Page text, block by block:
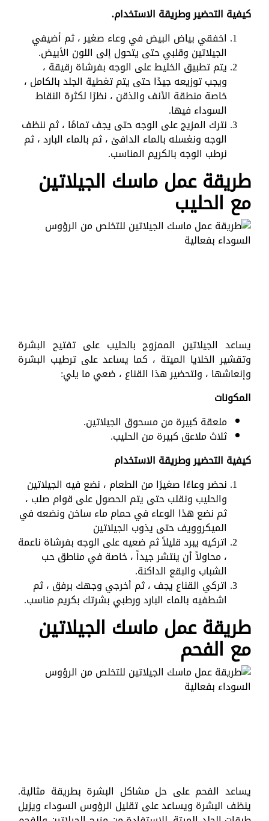
كيفية التحضير وطريقة الاستخدام.
اخفقي بياض البيض في وعاء صغير ، ثم أضيفي
الجيلاتين وقلبي حتى يتحول إلى اللون الأبيض.
يتم تطبيق الخليط على الوجه بفرشاة رقيقة ،
ويجب توزيعه جيدًا حتى يتم تغطية الجلد بالكامل ،
خاصة منطقة الأنف والذقن ، نظرًا لكثرة النقاط
السوداء فيها.
نترك المزيج على الوجه حتى يجف تمامًا ، ثم ننظف
الوجه ونغسله بالماء الدافئ ، ثم بالماء البارد ، ثم
نرطب الوجه بالكريم المناسب.
طريقة عمل ماسك الجيلاتين
مع الحليب
يساعد الجيلاتين الممزوج بالحليب على تفتيح البشرة
وتقشير الخلايا الميتة ، كما يساعد على ترطيب البشرة
وإنعاشها ، ولتحضير هذا القناع ، ضعي ما يلي:
المكونات
ملعقة كبيرة من مسحوق الجيلاتين.
ثلاث ملاعق كبيرة من الحليب.
كيفية التحضير وطريقة الاستخدام
نحضر وعاءًا صغيرًا من الطعام ، نضع فيه الجيلاتين
والحليب ونقلب حتى يتم الحصول على قوام صلب ،
ثم نضع هذا الوعاء في حمام ماء ساخن ونضعه في
الميكروويف حتى يذوب الجيلاتين
اتركيه يبرد قليلاً ثم ضعيه على الوجه بفرشاة ناعمة
، محاولاً أن ينتشر جيداً ، خاصة في مناطق حب
الشباب والبقع الداكنة.
اتركي القناع يجف ، ثم أخرجي وجهك برفق ، ثم
اشطفيه بالماء البارد ورطبي بشرتك بكريم مناسب.
طريقة عمل ماسك الجيلاتين
مع الفحم
يساعد الفحم على حل مشاكل البشرة بطريقة مثالية.
ينظف البشرة ويساعد على تقليل الرؤوس السوداء ويزيل